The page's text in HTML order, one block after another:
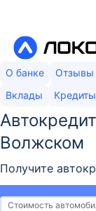
О банке Отзывы
Вклады
Кредиты
Волжском
Получите
Стоимость